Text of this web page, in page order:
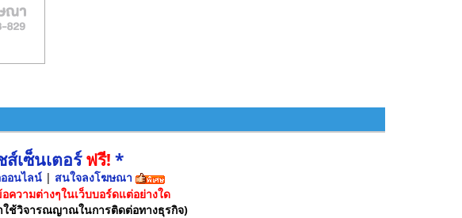
เซ็นเตอร์ฟรี! *
อนไลน์ | สนใจลงโฆษณา
วามต่างๆในเว็บบอร์ดแต่อย่างใด
ใช้วิจารณญาณในการติดต่อทางธุรกิจ)